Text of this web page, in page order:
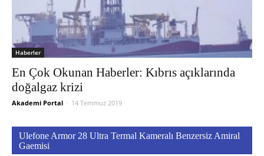
Haberler
En Çok Okunan Haberler: Kıbrıs açıklarında
doğalgaz krizi
Akademi Portal - 14 Temmuz 2019
Ulefone Armor 28 Ultra Termal Kameralı Benzersiz Amiral
Gaemisi